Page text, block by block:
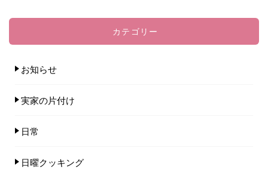
カテゴリー
お知らせ
実家の片付け
日常
日曜クッキング